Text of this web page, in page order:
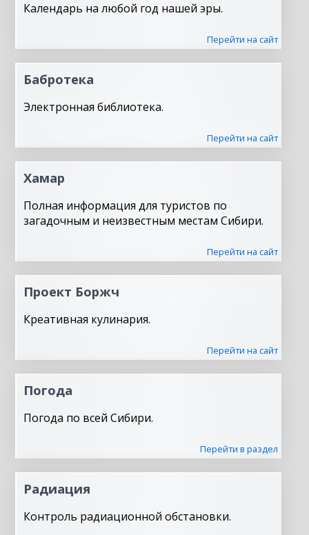
Календарь на любой год нашей эры.
Перейти на сайт
Бабротека
Электронная библиотека.
Перейти на сайт
Хамар
Полная информация для туристов по
загадочным и неизвестным местам Сибири.
Перейти на сайт
Проект Боржч
Креативная кулинария.
Перейти на сайт
Погода
Погода по всей Сибири.
Перейти в раздел
Радиация
Контроль радиационной обстановки.